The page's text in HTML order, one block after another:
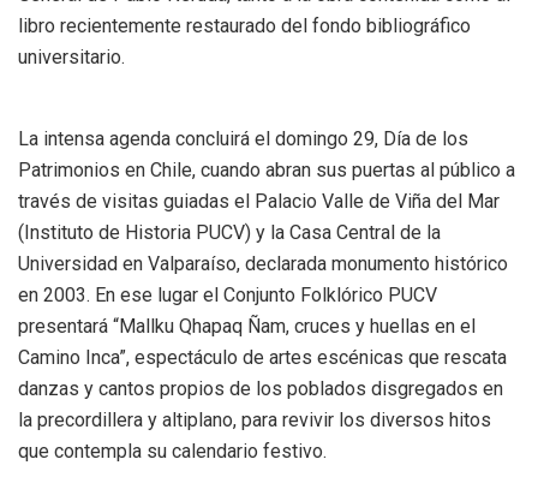
libro recientemente restaurado del fondo bibliográfico
universitario.
La intensa agenda concluirá el domingo 29, Día de los
Patrimonios en Chile, cuando abran sus puertas al público a
través de visitas guiadas el Palacio Valle de Viña del Mar
(Instituto de Historia PUCV) y la Casa Central de la
Universidad en Valparaíso, declarada monumento histórico
en 2003. En ese lugar el Conjunto Folklórico PUCV
presentará “Mallku Qhapaq Ñam, cruces y huellas en el
Camino Inca”, espectáculo de artes escénicas que rescata
danzas y cantos propios de los poblados disgregados en
la precordillera y altiplano, para revivir los diversos hitos
que contempla su calendario festivo.